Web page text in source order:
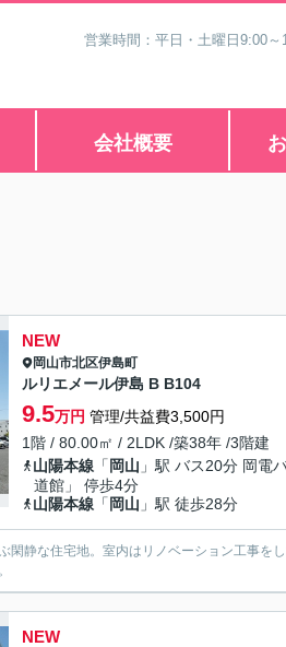
営業時間：平日・土曜日9:00
会社概要
NEW
岡山市北区伊島町
ルリエメール伊島 B B104
9.5万円 管理/共益費3,500円
1階 / 80.00㎡ / 2LDK /築38年 /3階建
山陽本線 「 岡山 」駅 バス20分 岡電
道館」 停歩4分
山陽本線 「 岡山 」駅 徒歩28分
閑静な住宅地。室内はリノベーション工事を
NEW